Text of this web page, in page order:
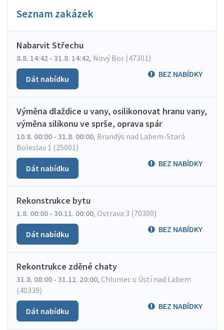
Seznam zakázek
Nabarvit Střechu
8.8. 14:42 - 31.8. 14:42, Nový Bor (47301)
BEZ NABÍDKY
Dát nabídku
Výměna dlaždice u vany, osilikonovat hranu vany,
výměna silikonu ve sprše, oprava spár
10.8. 00:00 - 31.8. 00:00, Brandýs nad Labem-Stará
Boleslav 1 (25001)
BEZ NABÍDKY
Dát nabídku
Rekonstrukce bytu
1.8. 00:00 - 30.11. 00:00, Ostrava 3 (70300)
BEZ NABÍDKY
Dát nabídku
Rekontrukce zděné chaty
31.8. 08:00 - 31.12. 20:00, Chlumec u Ústí nad Labem
(40339)
BEZ NABÍDKY
Dát nabídku